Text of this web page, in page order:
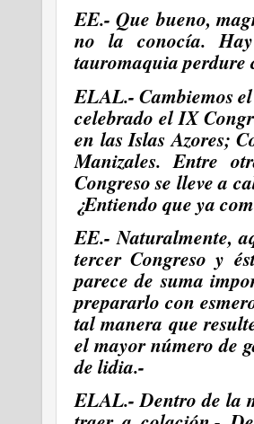
EE.- Que bueno,
no la conocía.
tauromaquia perdure
ELAL.- Cambiemos
celebrado el IX
en las Islas Azores;
Manizales. Entre
Congreso se lleve a
¿Entiendo que ya
EE.- Naturalmente,
tercer Congreso y
parece de suma
prepararlo con
tal manera que
el mayor número de
de lidia.-
ELAL.- Dentro de la